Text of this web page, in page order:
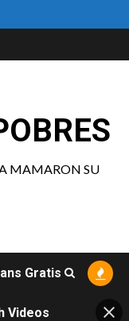
MAMARON SU
Gratis
Videos